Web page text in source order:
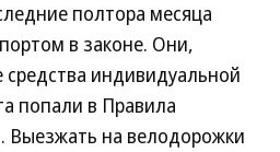
полтора месяца
в законе. Они,
средства индивидуальной
попали в Правила
Выезжать на велодорожки